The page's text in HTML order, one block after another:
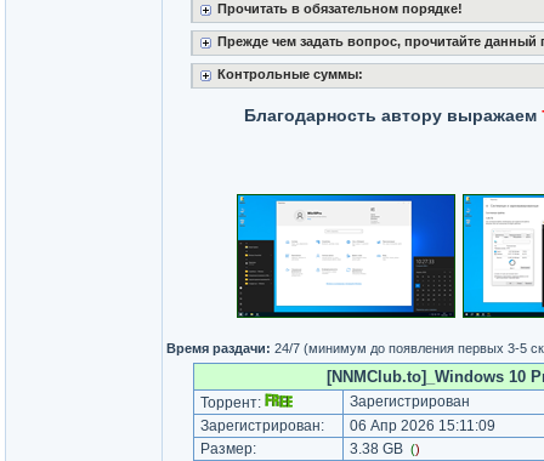
Прочитать в обязательном порядке!
Прежде чем задать вопрос, прочитайте данный
Контрольные суммы:
Благодарность автору выражаем
Время раздачи: 24/7 (минимум до появления первых 3-5
[NNMClub.to]_Windows 10
Торрент:
Зарегистрирован
Зарегистрирован:
06 Апр 2026 15:11:09
Размер:
3.38 GB ()